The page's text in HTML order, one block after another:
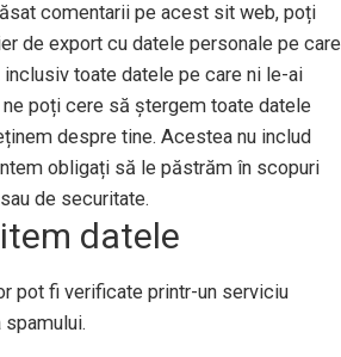
comentarii pe acest sit web, poți
de export cu datele personale pe care
toate datele pe care ni le-ai
poți cere să ștergem toate datele
despre tine. Acestea nu includ
obligați să le păstrăm în scopuri
de securitate.
datele
pot fi verificate printr-un serviciu